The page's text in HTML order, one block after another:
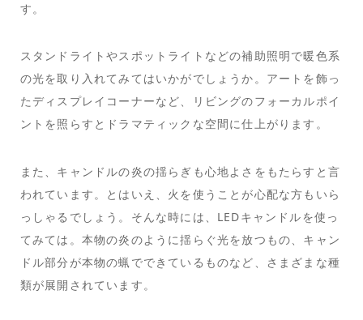
す。
スタンドライトやスポットライトなどの補助照明で暖色系
の光を取り入れてみてはいかがでしょうか。アートを飾っ
たディスプレイコーナーなど、リビングのフォーカルポイ
ントを照らすとドラマティックな空間に仕上がります。
また、キャンドルの炎の揺らぎも心地よさをもたらすと言
われています。とはいえ、火を使うことが心配な方もいら
っしゃるでしょう。そんな時には、LEDキャンドルを使っ
てみては。本物の炎のように揺らぐ光を放つもの、キャン
ドル部分が本物の蝋でできているものなど、さまざまな種
類が展開されています。